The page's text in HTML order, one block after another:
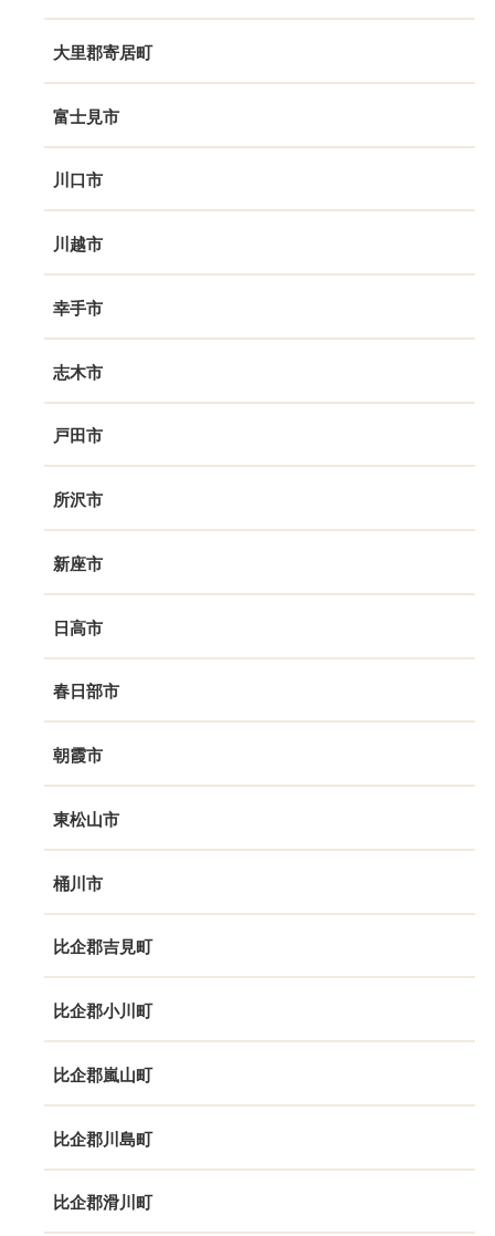
大里郡寄居町
富士見市
川口市
川越市
幸手市
志木市
戸田市
所沢市
新座市
日高市
春日部市
朝霞市
東松山市
桶川市
比企郡吉見町
比企郡小川町
比企郡嵐山町
比企郡川島町
比企郡滑川町